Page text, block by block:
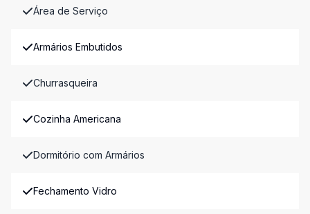
Área de Serviço
Armários Embutidos
Churrasqueira
Cozinha Americana
Dormitório com Armários
Fechamento Vidro